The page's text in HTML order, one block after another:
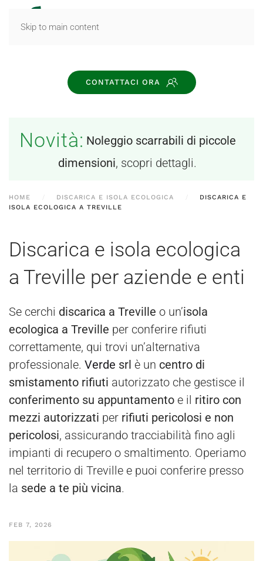
Skip to main content
CONTATTACI ORA
Novità: Noleggio scarrabili di piccole
dimensioni, scopri dettagli.
HOME DISCARICA E ISOLA ECOLOGICA
DISCARICA E
ISOLA ECOLOGICA A TREVILLE
Discarica e isola ecologica
a Treville per aziende e enti
Se cerchi discarica a Treville o un’isola
ecologica a Treville per conferire rifiuti
correttamente, qui trovi un’alternativa
professionale. Verde srl è un centro di
smistamento rifiuti autorizzato che gestisce il
conferimento su appuntamento e il ritiro con
mezzi autorizzati per rifiuti pericolosi e non
pericolosi, assicurando tracciabilità fino agli
impianti di recupero o smaltimento. Operiamo
nel territorio di Treville e puoi conferire presso
la sede a te più vicina.
FEB 7, 2026